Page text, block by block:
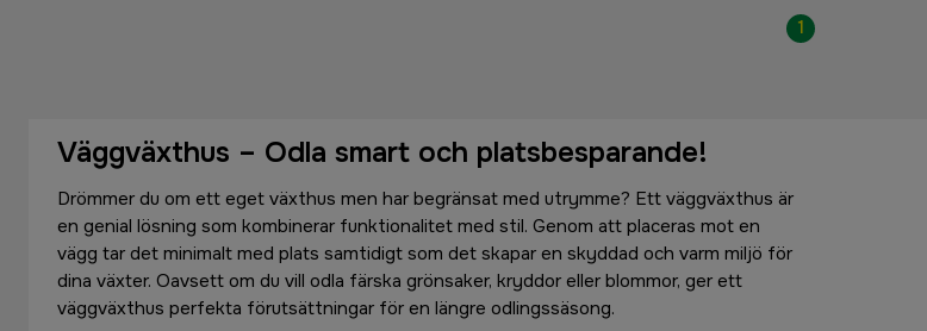
1
Väggväxthus – Odla smart och platsbesparande!
Drömmer du om ett eget växthus men har begränsat med utrymme? Ett väggväxthus är
en genial lösning som kombinerar funktionalitet med stil. Genom att placeras mot en
vägg tar det minimalt med plats samtidigt som det skapar en skyddad och varm miljö för
dina växter. Oavsett om du vill odla färska grönsaker, kryddor eller blommor, ger ett
väggväxthus perfekta förutsättningar för en längre odlingssäsong.